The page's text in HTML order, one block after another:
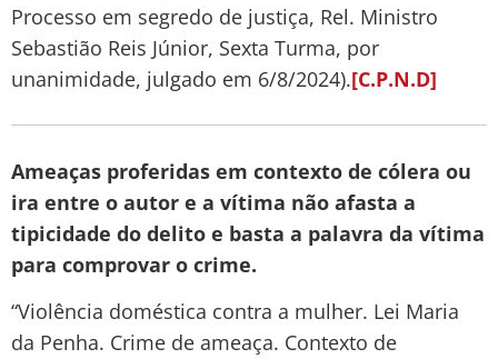
Processo em segredo de justiça, Rel. Ministro
Sebastião Reis Júnior, Sexta Turma, por
unanimidade, julgado em 6/8/2024).[C.P.N.D]
Ameaças proferidas em contexto de cólera ou
ira entre o autor e a vítima não afasta a
tipicidade do delito e basta a palavra da vítima
para comprovar o crime.
“Violência doméstica contra a mulher. Lei Maria
da Penha. Crime de ameaça. Contexto de